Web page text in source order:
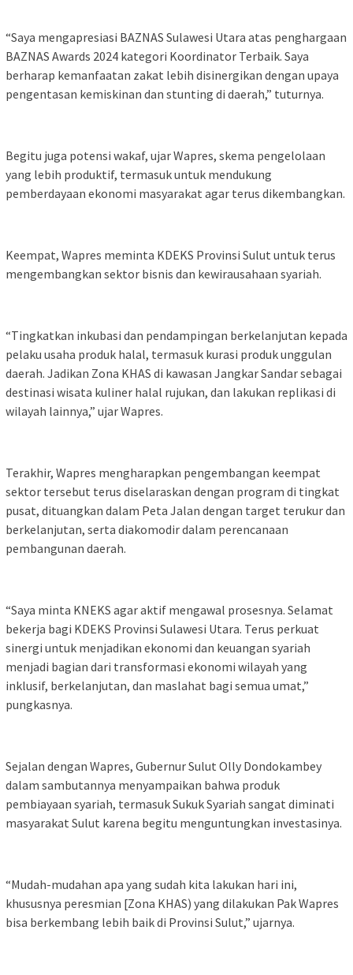
“Saya mengapresiasi BAZNAS Sulawesi Utara atas penghargaan
BAZNAS Awards 2024 kategori Koordinator Terbaik. Saya
berharap kemanfaatan zakat lebih disinergikan dengan upaya
pengentasan kemiskinan dan stunting di daerah,” tuturnya.
Begitu juga potensi wakaf, ujar Wapres, skema pengelolaan
yang lebih produktif, termasuk untuk mendukung
pemberdayaan ekonomi masyarakat agar terus dikembangkan.
Keempat, Wapres meminta KDEKS Provinsi Sulut untuk terus
mengembangkan sektor bisnis dan kewirausahaan syariah.
“Tingkatkan inkubasi dan pendampingan berkelanjutan kepada
pelaku usaha produk halal, termasuk kurasi produk unggulan
daerah. Jadikan Zona KHAS di kawasan Jangkar Sandar sebagai
destinasi wisata kuliner halal rujukan, dan lakukan replikasi di
wilayah lainnya,” ujar Wapres.
Terakhir, Wapres mengharapkan pengembangan keempat
sektor tersebut terus diselaraskan dengan program di tingkat
pusat, dituangkan dalam Peta Jalan dengan target terukur dan
berkelanjutan, serta diakomodir dalam perencanaan
pembangunan daerah.
“Saya minta KNEKS agar aktif mengawal prosesnya. Selamat
bekerja bagi KDEKS Provinsi Sulawesi Utara. Terus perkuat
sinergi untuk menjadikan ekonomi dan keuangan syariah
menjadi bagian dari transformasi ekonomi wilayah yang
inklusif, berkelanjutan, dan maslahat bagi semua umat,”
pungkasnya.
Sejalan dengan Wapres, Gubernur Sulut Olly Dondokambey
dalam sambutannya menyampaikan bahwa produk
pembiayaan syariah, termasuk Sukuk Syariah sangat diminati
masyarakat Sulut karena begitu menguntungkan investasinya.
“Mudah-mudahan apa yang sudah kita lakukan hari ini,
khususnya peresmian [Zona KHAS) yang dilakukan Pak Wapres
bisa berkembang lebih baik di Provinsi Sulut,” ujarnya.